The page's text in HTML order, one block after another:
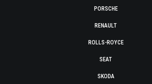
PORSCHE
RENAULT
ROLLS-ROYCE
SEAT
SKODA